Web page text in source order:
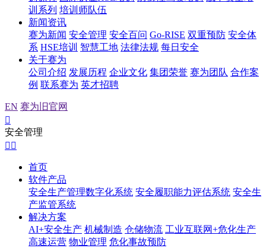
训系列 培训师队伍
新闻资讯
赛为新闻 安全管理 安全百问 Go-RISE 双重预防 安全体
系 HSE培训 智慧工地 法律法规 每日安全
关于赛为
公司介绍 发展历程 企业文化 集团荣誉 赛为团队 合作案
例 联系赛为 英才招聘
EN 赛为旧官网

安全管理
 
首页
软件产品
安全生产管理数字化系统 安全履职能力评估系统 安全生
产监管系统
解决方案
AI+安全生产 机械制造 仓储物流 工业互联网+危化生产
高速运营 物业管理 危化事故预防